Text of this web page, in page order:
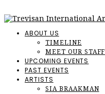
ABOUT US
TIMELINE
MEET OUR STAFF
UPCOMING EVENTS
PAST EVENTS
ARTISTS
SIA BRAAKMAN